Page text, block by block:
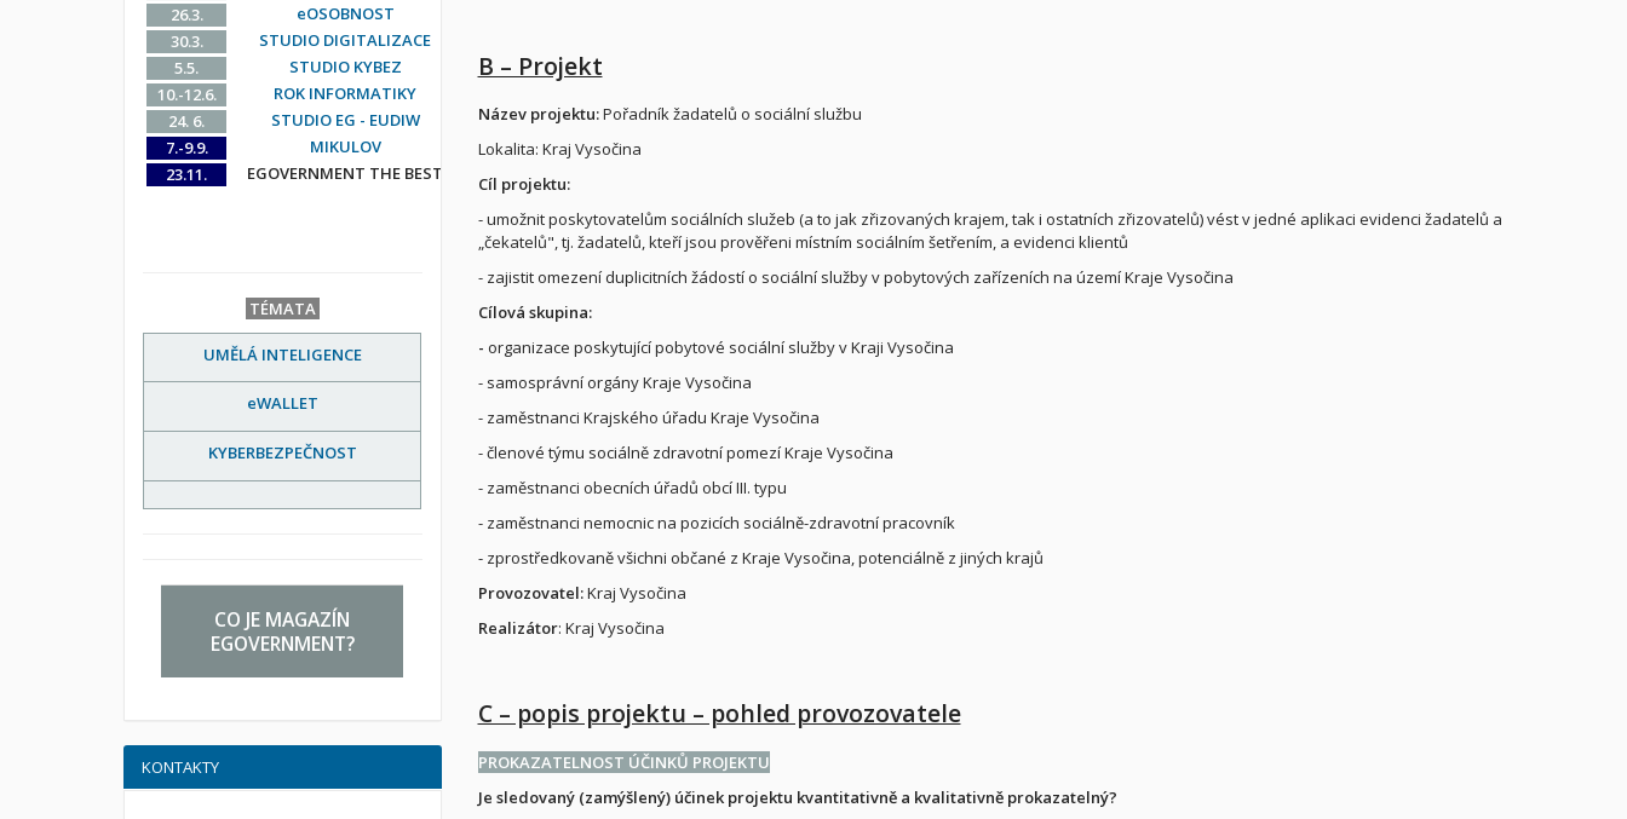
B – Projekt
Název projektu:Pořadník žadatelů o sociální službu
Lokalita: Kraj Vysočina
Cíl projektu:
- umožnit poskytovatelům sociálních služeb (a to jak zřizovaných krajem, tak i ostatních zřizovatelů) vést v jedné aplikaci evidenci žadatelů a
„čekatelů", tj. žadatelů, kteří jsou prověřeni místním sociálním šetřením, a evidenci klientů
- zajistit omezení duplicitních žádostí o sociální služby v pobytových zařízeních na území Kraje Vysočina
Cílová skupina:
- organizace poskytující pobytové sociální služby v Kraji Vysočina
- samosprávní orgány Kraje Vysočina
- zaměstnanci Krajského úřadu Kraje Vysočina
- členové týmu sociálně zdravotní pomezí Kraje Vysočina
- zaměstnanci obecních úřadů obcí III. typu
- zaměstnanci nemocnic na pozicích sociálně-zdravotní pracovník
- zprostředkovaně všichni občané z Kraje Vysočina, potenciálně z jiných krajů
Provozovatel:Kraj Vysočina
Realizátor: Kraj Vysočina
C – popis projektu – pohled provozovatele
PROKAZATELNOST ÚČINKŮ PROJEKTU
Je sledovaný (zamýšlený) účinek projektu kvantitativně a kvalitativně prokazatelný?
26.3.
eOSOBNOST
30.3.
STUDIO DIGITALIZACE
5.5.
STUDIO KYBEZ
10.-12.6.
ROK INFORMATIKY
24. 6.
STUDIO EG - EUDIW
7.-9.9.
MIKULOV
23.11.
EGOVERNMENT THE BEST
TÉMATA
UMĚLÁ INTELIGENCE
eWALLET
KYBERBEZPEČNOST
CO JE MAGAZÍN
EGOVERNMENT?
KONTAKTY